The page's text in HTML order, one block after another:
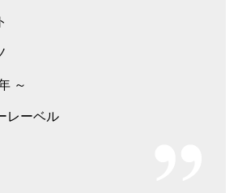
～
レーベル